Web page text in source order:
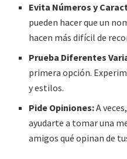
Evita Números y
pueden hacer que un
hacen más difícil de
Prueba Diferentes
primera opción.
y estilos.
Pide Opiniones:A
ayudarte a tomar una
amigos qué opinan de